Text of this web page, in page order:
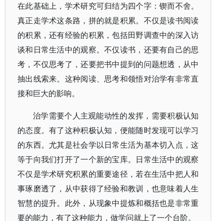
在此基础上，学术研究可归结为四个字：锲而不舍。
真正走学术这条路，拼的就是积累。不仅是读书阅读
的积累，还有经验的积累，包括田野调查中的深入访
谈和日常生活中的观察。不仅读书，还要有自己的思
考，不仅思考了，还要把书中提到的问题想透，从中
抽出线索来。这种阅读、思考和领悟对治学有非常直
接和巨大的影响。
治学需要个人主观能动性的发挥，需要积极认知
的态度。有了这种积极认知，便能随时发现可以学习
的东西。尤其是社会学以日常生活为基本切入点，这
等于向我们打开了一个新的宝库。日常生活中的观察
不仅是学术研究积累的重要途径，若在生活中把人和
事琢磨透了，从中获得了经验和教训，也意味着人生
智慧的提升。此外，从现象中提炼和概括也是非常重
要的能力，有了这种能力，做学问就上了一个台阶。